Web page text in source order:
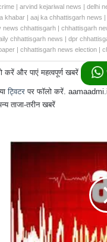
| arvind kejariwal news | delhi
| aaj ka chhattisgarh news
chhattisgarh | chhattisgarh
chhattisgarh news | dpr
| chhattisgarh news election |
और पाएं महत्वपूर्ण खबरें
ट्विटरपर फॉलो करें.
ताजा-तरीन खबरें
भूकंप
के
झटके,
रिक्टर